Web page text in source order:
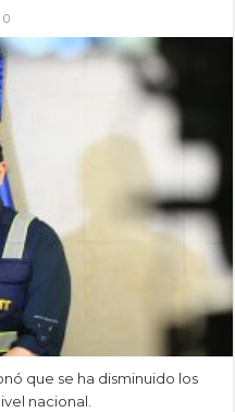
0
que se ha disminuido los
nacional.